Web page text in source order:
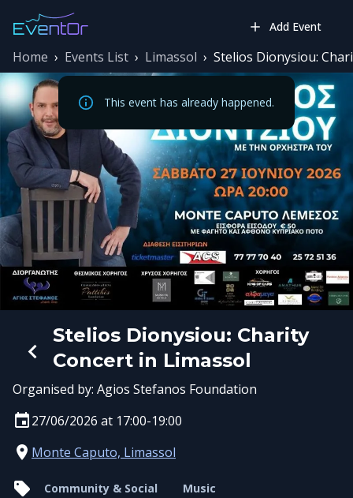
Add Event
This event has already happened.
Home › Events List › Limassol › Stelios Dionysiou:
Stelios Dionysiou: Charity
Concert in Limassol
Organised by: Agios Stefanos Foundation
27/06/2026 at 17:00-19:00
Monte Caputo, Limassol
Community & Social Music